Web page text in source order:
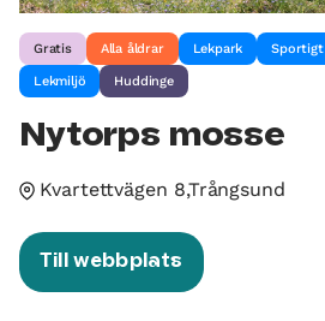
Gratis Alla åldrar Lekpark Sportigt
Lekmiljö Huddinge
Nytorps mosse
Kvartettvägen 8,Trångsund
Till webbplats